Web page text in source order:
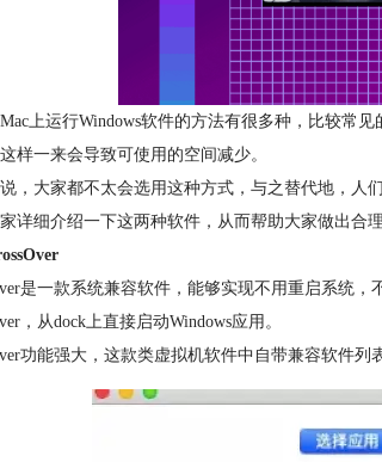
上运行Windows软件的方法有很多种，比较常
样一来会导致可使用的空间减少。
，大家都不太会选用这种方式，与之替代地，人
详细介绍一下这两种软件，从而帮助大家做出合理
是一款系统兼容软件，能够实现不用重启系统
，从dock上直接启动Windows应用。
功能强大，这款类虚拟机软件中自带兼容软件